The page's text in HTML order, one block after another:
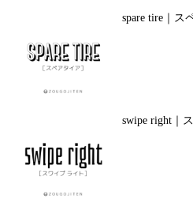
spare tire｜ス
swipe right｜